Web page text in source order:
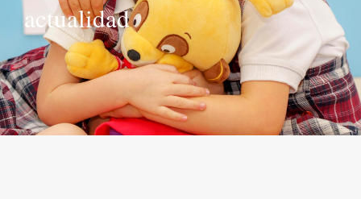
actualidad